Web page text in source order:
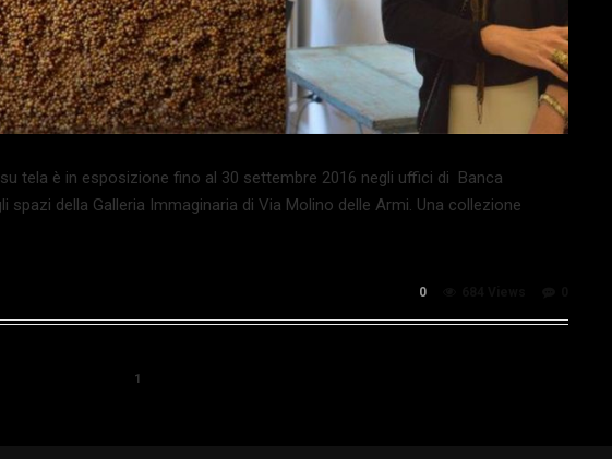
tela è in esposizione fino al 30 settembre 2016 negli uffici di Banca
spazi della Galleria Immaginaria di Via Molino delle Armi. Una collezione
0
1